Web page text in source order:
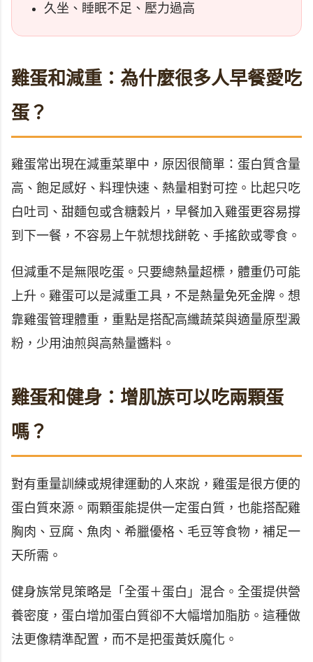
久坐、睡眠不足、壓力過高
雞蛋和減重：為什麼很多人早餐愛吃
蛋？
雞蛋常出現在減重菜單中，原因很簡單：蛋白質含量
高、飽足感好、料理快速、熱量相對可控。比起只吃
白吐司、甜麵包或含糖穀片，早餐加入雞蛋更容易撐
到下一餐，不容易上午就想找餅乾、手搖飲或零食。
但減重不是無限吃蛋。只要總熱量超標，體重仍可能
上升。雞蛋可以是減重工具，不是熱量免死金牌。想
靠雞蛋管理體重，重點是搭配高纖蔬菜與適量原型澱
粉，少用油煎與高熱量醬料。
雞蛋和健身：增肌族可以吃兩顆蛋
嗎？
對有重量訓練或規律運動的人來說，雞蛋是很方便的
蛋白質來源。兩顆蛋能提供一定蛋白質，也能搭配雞
胸肉、豆腐、魚肉、希臘優格、毛豆等食物，補足一
天所需。
健身族常見策略是「全蛋＋蛋白」混合。全蛋提供營
養密度，蛋白增加蛋白質卻不大幅增加脂肪。這種做
法更像精準配置，而不是把蛋黃妖魔化。